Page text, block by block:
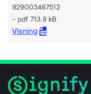
929003467512
pdf 713.8 kB
Visning